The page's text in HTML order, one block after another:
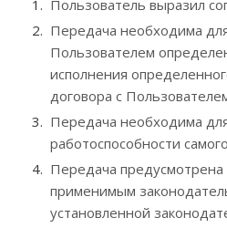
Пользователь выразил
Передача необходима
Пользователем
исполнения
договора с
Передача необходима
работоспособности
Передача
применимым
установленной